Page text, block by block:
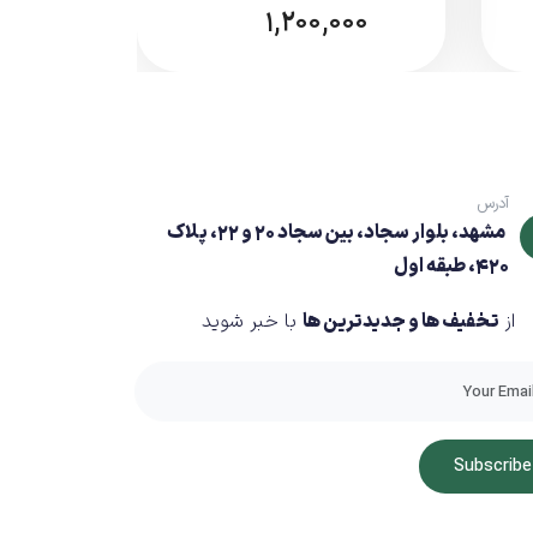
1,200,000
آدرس
مشهد، بلوار سجاد، بین سجاد 20 و 22، پلاک
420، طبقه اول
از تخفیف ها و جدیدترین ها با خبر شوید
Subscribe